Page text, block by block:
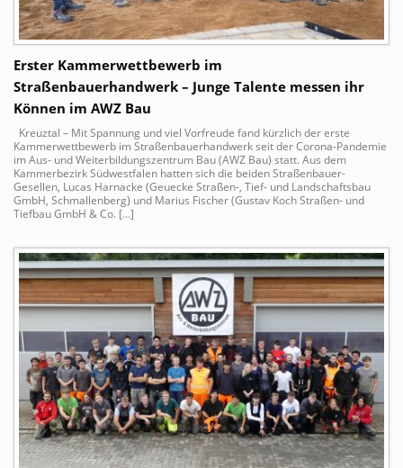
Erster Kammerwettbewerb im
Straßenbauerhandwerk – Junge Talente messen ihr
Können im AWZ Bau
Kreuztal – Mit Spannung und viel Vorfreude fand kürzlich der erste
Kammerwettbewerb im Straßenbauerhandwerk seit der Corona-Pandemie
im Aus- und Weiterbildungszentrum Bau (AWZ Bau) statt. Aus dem
Kammerbezirk Südwestfalen hatten sich die beiden Straßenbauer-
Gesellen, Lucas Harnacke (Geuecke Straßen-, Tief- und Landschaftsbau
GmbH, Schmallenberg) und Marius Fischer (Gustav Koch Straßen- und
Tiefbau GmbH & Co. […]